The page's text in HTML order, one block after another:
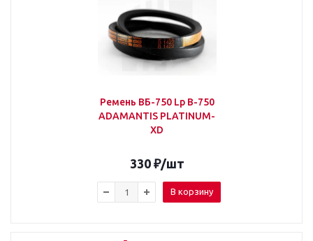
Ремень ВБ-750 Lp B-750
ADAMANTIS PLATINUM-
XD
330₽/шт
В корзину